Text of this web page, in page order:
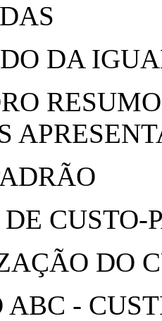
DA
CUSTO-
DO
ABC -